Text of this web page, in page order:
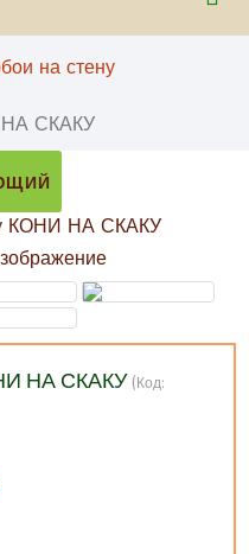
на стену
НА СКАКУ
НА СКАКУ (Код: